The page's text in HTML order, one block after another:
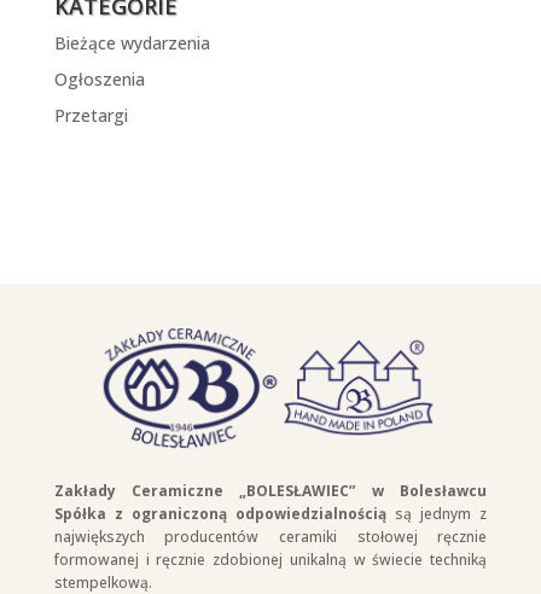
KATEGORIE
Bieżące wydarzenia
Ogłoszenia
Przetargi
Zakłady Ceramiczne „BOLESŁAWIEC” w Bolesławcu
Spółka z ograniczoną odpowiedzialnością są jednym z
największych producentów ceramiki stołowej ręcznie
formowanej i ręcznie zdobionej unikalną w świecie techniką
stempelkową.